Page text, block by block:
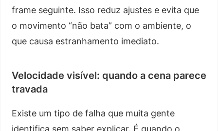
frame seguinte. Isso reduz ajustes e evita que
o movimento “não bata” com o ambiente, o
que causa estranhamento imediato.
Velocidade visível: quando a cena parece
travada
Existe um tipo de falha que muita gente
identifica sem saber explicar. É quando o